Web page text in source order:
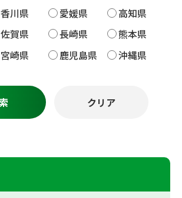
香川県 愛媛県
高知県
佐賀県 長崎県
熊本県
宮崎県 鹿児島県 沖縄県